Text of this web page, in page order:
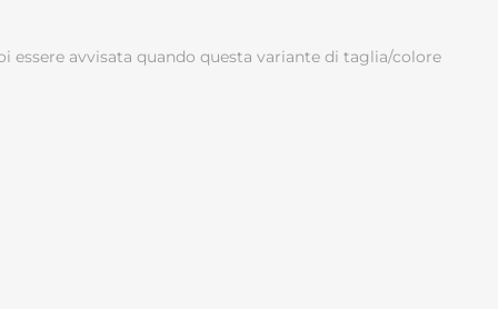
essere avvisata quando questa variante di taglia/colore